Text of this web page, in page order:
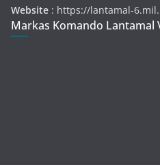
Website : https://lantamal-
Markas Komando Lantamal